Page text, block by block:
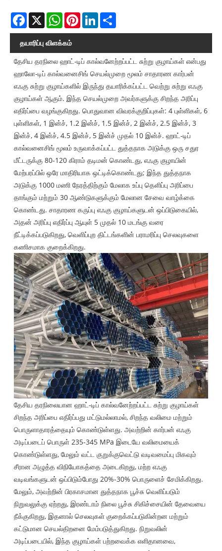
Facebook
X WhatsAppPinterestLinkedIn
தயாரிப்பு விளக்கம்
தேசிய தரநிலை ஹாட்-டிப் கால்வனேற்றப்பட்ட சுற்று குழாய்கள் என்பது
ஹாலோ-டிப் கால்வனைசிங் செயல்முறை மூலம் சாதாரண கார்பன்
எஃகு சுற்று குழாய்களில் இருந்து தயாரிக்கப்பட்ட வெற்று சுற்று எஃகு
குழாய்கள் ஆகும். இந்த செயல்முறை அவர்களுக்கு சிறந்த அரிப்பு
எதிர்ப்பை வழங்குகிறது. பொதுவான விவரக்குறிப்புகள்: 4 புள்ளிகள், 6
புள்ளிகள், 1 இன்ச், 1.2 இன்ச், 1.5 இன்ச், 2 இன்ச், 2.5 இன்ச், 3
இன்ச், 4 இன்ச், 4.5 இன்ச், 5 இன்ச் முதல் 10 இன்ச். ஹாட்-டிப்
கால்வனைசிங் மூலம் உருவாக்கப்பட்ட துத்தநாக அடுக்கு ஒரு சதுர
மீட்டருக்கு 80-120 கிராம் தடிமன் கொண்டது, எஃகு குழாயின்
மேற்பரப்பில் ஒரே மாதிரியாக ஒட்டிக்கொண்டது; இந்த துத்தநாக
அடுக்கு 1000 மணி நேரத்திற்கும் மேலாக உப்பு தெளிப்பு அரிப்பை
தாங்கும் மற்றும் 30 ஆண்டுகளுக்கும் மேலான சேவை வாழ்க்கை
கொண்டது. சாதாரண கருப்பு எஃகு குழாய்களுடன் ஒப்பிடுகையில்,
அதன் அரிப்பு எதிர்ப்பு ஆயுள் 5 முதல் 10 மடங்கு வரை
நீட்டிக்கப்படுகிறது, வெளிப்புற திட்டங்களின் பராமரிப்பு செலவுகளை
கணிசமாக குறைக்கிறது.
தேசிய தரநிலையான ஹாட்-டிப் கால்வனேற்றப்பட்ட சுற்று குழாய்கள்
சிறந்த அரிப்பை எதிர்ப்பது மட்டுமல்லாமல், சிறந்த வலிமை மற்றும்
பொருளாதாரத்தையும் கொண்டுள்ளது. அவற்றின் கார்பன் எஃகு
அடிப்படைப் பொருள் 235-345 MPa இடையே வலிமையைக்
கொண்டுள்ளது, மேலும் வட்ட குறுக்குவெட்டு வடிவமைப்பு மிகவும்
சீரான அழுத்த விநியோகத்தை அடைகிறது, மற்ற எஃகு
வடிவங்களுடன் ஒப்பிடும்போது 20%-30% பொருளைச் சேமிக்கிறது.
மேலும், அவற்றின் பிரகாசமான துத்தநாக பூச்சு வெளிப்படும்
நிறுவலுக்கு ஏற்றது, இரண்டாம் நிலை பூச்சு சிகிச்சையின் தேவையை
நீக்குகிறது, இதனால் செலவுகள் குறைக்கப்படுகின்றன மற்றும்
கட்டுமான செயல்திறனை மேம்படுத்துகிறது. நிறுவலின்
அடிப்படையில், இந்த குழாய்கள் பற்றவைக்க எளிதானவை,